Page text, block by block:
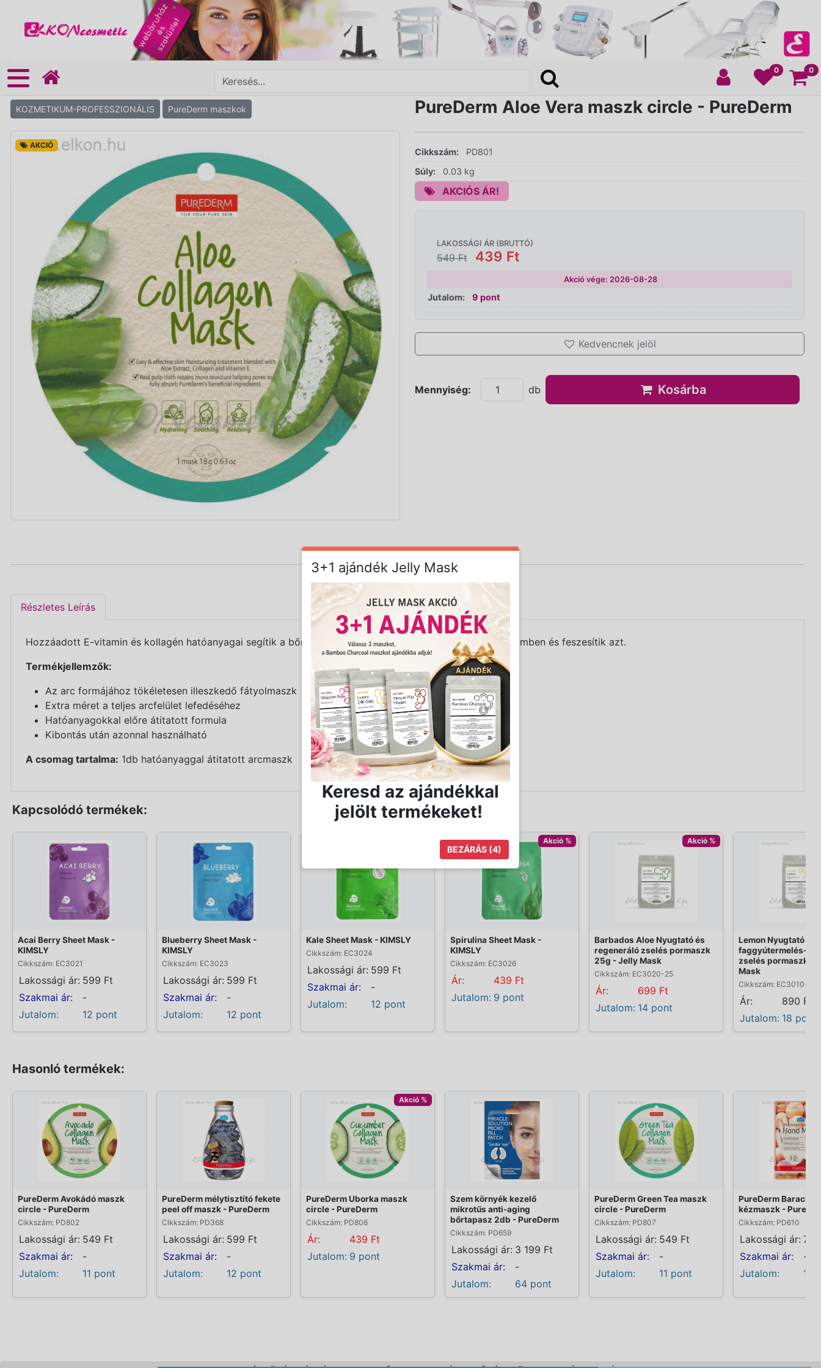
0 0
KOZMETIKUM-PROFESSZIONÁLIS PureDerm maszkok
AKCIÓ
PureDerm Aloe Vera maszk circle - PureDerm
Cikkszám:
PD801
Súly:
0.03 kg
AKCIÓS ÁR!
LAKOSSÁGI ÁR (BRUTTÓ)
549 Ft 439 Ft
Akció vége: 2026-08-28
Jutalom: 9 pont
Kedvencnek jelöl
Mennyiség: db Kosárba
Részletes Leírás
Hozzáadott E-vitamin és kollagén hatóanyagai segítik a bőr védekezését az oxidatív sejtkárosodással szemben és feszesítik azt.
Termékjellemzők:
Az arc formájához tökéletesen illeszkedő fátyolmaszk
Extra méret a teljes arcfelület lefedéséhez
Hatóanyagokkal előre átitatott formula
Kibontás után azonnal használható
A csomag tartalma: 1db hatóanyaggal átitatott arcmaszk
Kapcsolódó termékek:
Acai Berry Sheet Mask -
KIMSLY
Cikkszám: EC3021
Lakossági ár: 599 Ft
Szakmai ár:
-
Jutalom:
12 pont
Blueberry Sheet Mask -
KIMSLY
Cikkszám: EC3023
Lakossági ár: 599 Ft
Szakmai ár:
-
Jutalom:
12 pont
Kale Sheet Mask - KIMSLY
Cikkszám: EC3024
Lakossági ár: 599 Ft
Szakmai ár:
-
Jutalom:
12 pont
Akció %
Spirulina Sheet Mask -
KIMSLY
Cikkszám: EC3026
Ár:
439 Ft
Jutalom: 9 pont
Akció %
Barbados Aloe Nyugtató és
regeneráló zselés pormaszk
25g - Jelly Mask
Cikkszám: EC3020-25
Ár:
699 Ft
Jutalom: 14 pont
Lemon Nyugtató és
faggyútermelés-
zselés pormaszk
Mask
Cikkszám: EC3010-25
Ár:
890 Ft
Jutalom: 18 pont
Hasonló termékek:
PureDerm Avokádó maszk
circle - PureDerm
Cikkszám: PD802
Lakossági ár: 549 Ft
Szakmai ár:
-
Jutalom:
11 pont
PureDerm mélytisztító fekete
peel off maszk - PureDerm
Cikkszám: PD368
Lakossági ár: 599 Ft
Szakmai ár:
-
Jutalom:
12 pont
Akció %
PureDerm Uborka maszk
circle - PureDerm
Cikkszám: PD806
Ár:
439 Ft
Jutalom: 9 pont
Szem környék kezelő
mikrotűs anti-aging
bőrtapasz 2db - PureDerm
Cikkszám: PD659
Lakossági ár: 3 199 Ft
Szakmai ár:
-
Jutalom:
64 pont
PureDerm Green Tea maszk
circle - PureDerm
Cikkszám: PD807
Lakossági ár: 549 Ft
Szakmai ár:
-
Jutalom:
11 pont
PureDerm Barackos
kézmaszk -
Cikkszám: PD610
Lakossági ár:
Szakmai ár:
-
Jutalom:
16
3+1 ajándék Jelly Mask
Keresd az ajándékkal
jelölt termékeket!
BEZÁRÁS (3)